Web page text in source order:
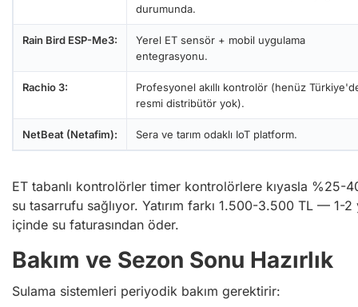
durumunda.
Rain Bird ESP-Me3:
Yerel ET sensör + mobil uygulama
entegrasyonu.
Rachio 3:
Profesyonel akıllı kontrolör (henüz
resmi distribütör yok).
NetBeat (Netafim): Sera ve tarım odaklı IoT platform.
ET tabanlı kontrolörler timer kontrolörlere kıyasla %25-
su tasarrufu sağlıyor. Yatırım farkı 1.500-3.500 TL — 1-2
içinde su faturasından öder.
Bakım ve Sezon Sonu Hazırlık
Sulama sistemleri periyodik bakım gerektirir: